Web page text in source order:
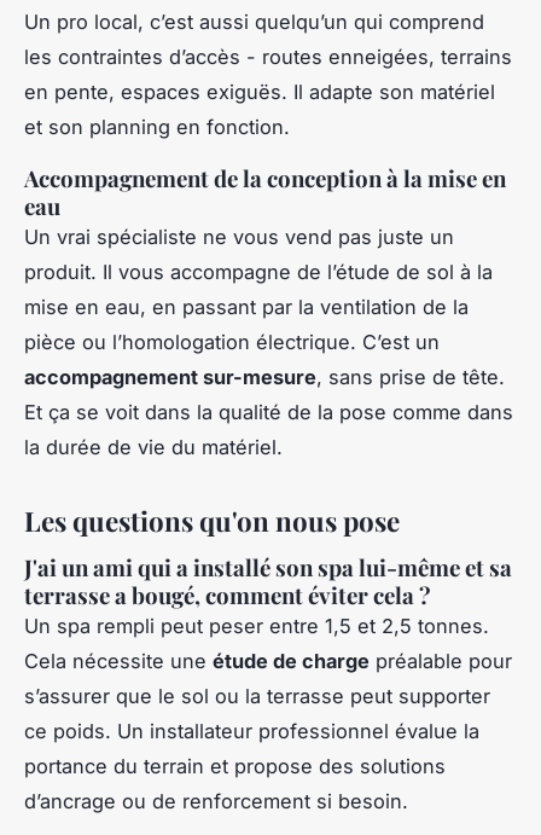
Un pro local, c’est aussi quelqu’un qui comprend
les contraintes d’accès - routes enneigées, terrains
en pente, espaces exiguës. Il adapte son matériel
et son planning en fonction.
Accompagnement de la conception à la mise en
eau
Un vrai spécialiste ne vous vend pas juste un
produit. Il vous accompagne de l’étude de sol à la
mise en eau, en passant par la ventilation de la
pièce ou l’homologation électrique. C’est un
accompagnement sur-mesure, sans prise de tête.
Et ça se voit dans la qualité de la pose comme dans
la durée de vie du matériel.
Les questions qu'on nous pose
J'ai un ami qui a installé son spa lui-même et sa
terrasse a bougé, comment éviter cela ?
Un spa rempli peut peser entre 1,5 et 2,5 tonnes.
Cela nécessite une étude de charge préalable pour
s’assurer que le sol ou la terrasse peut supporter
ce poids. Un installateur professionnel évalue la
portance du terrain et propose des solutions
d’ancrage ou de renforcement si besoin.